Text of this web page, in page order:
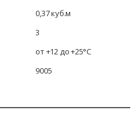
0,37 куб.м
3
от +12 до +25°C
9005